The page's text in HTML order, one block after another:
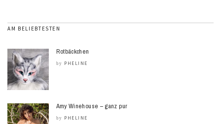
AM BELIEBTESTEN
Rotbäckchen
by PHELINE
Amy Winehouse – ganz pur
by PHELINE